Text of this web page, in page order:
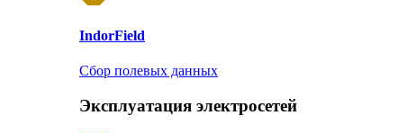
IndorField
Сбор полевых данных
Эксплуатация электросетей